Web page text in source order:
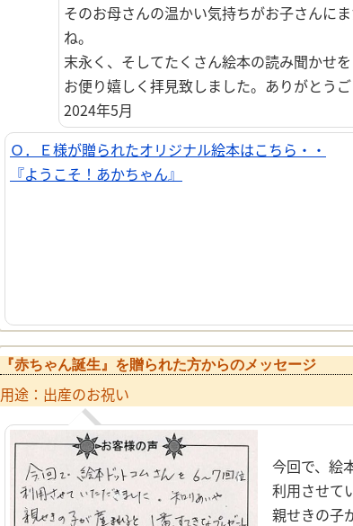
そのお母さんの温かい気持ちがお子さんに
ね。
末永く、そしてたくさん絵本の読み聞かせ
お便り嬉しく拝見致しました。ありがとうご
2024年5月
Ｏ．Ｅ様が贈られたオリジナル絵本はこちら・・
『ようこそ！あかちゃん』
『赤ちゃん誕生』を贈られた方からのメッセージ
用途：出産のお祝い
今回で、絵
利用させて
親せきの子